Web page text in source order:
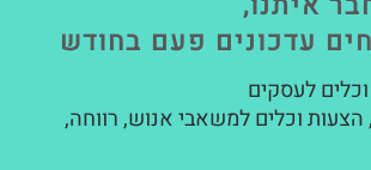
עדכונים פעם בחודש
וכלים לעסקים
הצעות וכלים למשאבי אנוש, רווחה,